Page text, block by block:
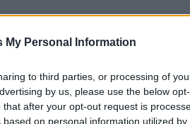
My Personal Information
to third parties, or processing of
by us, please use the below
after your opt-out request is
on personal information utilized
röplabdázók edzője